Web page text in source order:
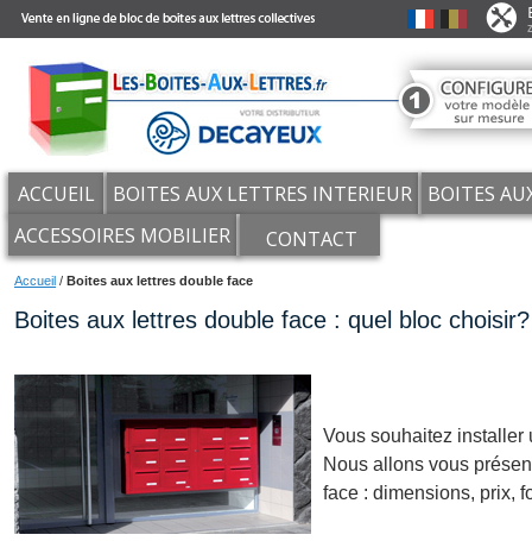
ACCUEIL BOITES AUX LETTRES INTERIEUR
BOITES
ACCESSOIRES MOBILIER
CONTACT
Accueil / Boites aux lettres double face
Boites aux lettres double face : quel bloc choisir?
Vous souhaitez installer
Nous allons vous
face : dimensions, prix,